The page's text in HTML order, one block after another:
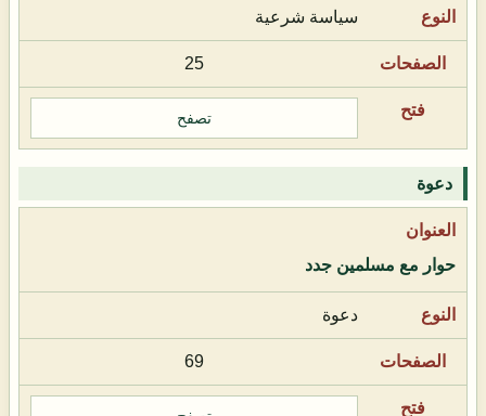
سياسة شرعية
25
تصفح
دعوة
حوار مع مسلمين جدد
دعوة
69